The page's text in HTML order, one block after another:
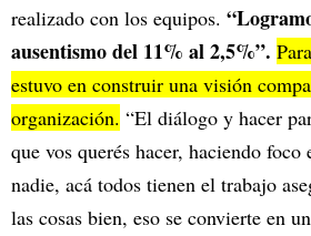
realizado con los equipos.
ausentismo del 11% al 2,5%”.
estuvo en construir una visión
organización. “El diálogo y hacer
que vos querés hacer, haciendo foco
nadie, acá todos tienen el trabajo
las cosas bien, eso se convierte en